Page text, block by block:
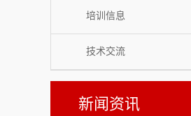
培训信息
技术交流
新闻资讯